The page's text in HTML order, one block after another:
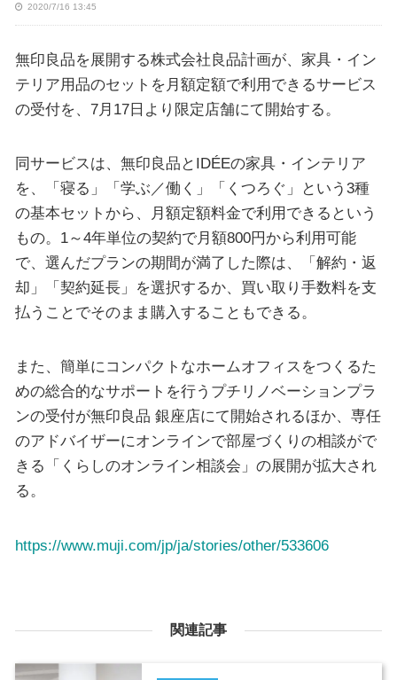
2020/7/16 13:45
無印良品を展開する株式会社良品計画が、家具・イン
テリア用品のセットを月額定額で利用できるサービス
の受付を、7月17日より限定店舗にて開始する。
同サービスは、無印良品とIDÉEの家具・インテリア
を、「寝る」「学ぶ／働く」「くつろぐ」という3種
の基本セットから、月額定額料金で利用できるという
もの。1～4年単位の契約で月額800円から利用可能
で、選んだプランの期間が満了した際は、「解約・返
却」「契約延長」を選択するか、買い取り手数料を支
払うことでそのまま購入することもできる。
また、簡単にコンパクトなホームオフィスをつくるた
めの総合的なサポートを行うプチリノベーションプラ
ンの受付が無印良品 銀座店にて開始されるほか、専任
のアドバイザーにオンラインで部屋づくりの相談がで
きる「くらしのオンライン相談会」の展開が拡大され
る。
https://www.muji.com/jp/ja/stories/other/533606
関連記事